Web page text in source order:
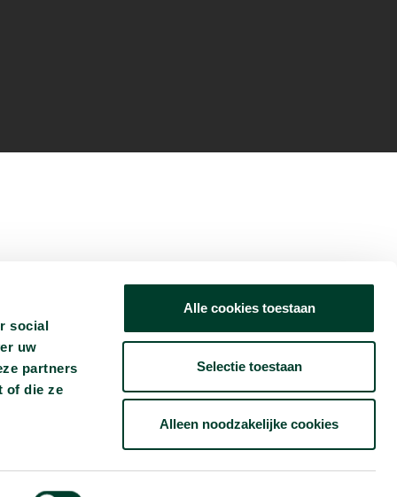
social
uw
partners
of die ze
Alle cookies toestaan
Selectie toestaan
Alleen noodzakelijke cookies